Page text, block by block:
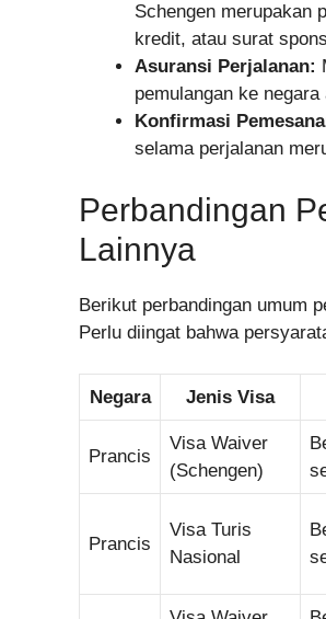
Schengen merupakan
kredit, atau surat
Asuransi Perjalanan:
pemulangan ke
Konfirmasi
selama perjalanan
Perbandingan
Lainnya
Berikut perbandingan umum
Perlu diingat bahwa
Negara Jenis Visa
Prancis
Visa Waiver
(Schengen)
Prancis
Visa Turis
Nasional